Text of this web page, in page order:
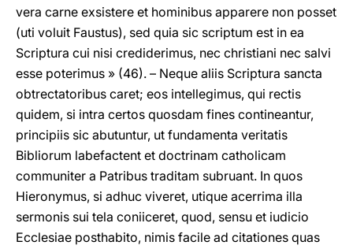
vera carne exsistere et hominibus apparere non posset
(uti voluit Faustus), sed quia sic scriptum est in ea
Scriptura cui nisi crediderimus, nec christiani nec salvi
esse poterimus » (46). – Neque aliis Scriptura sancta
obtrectatoribus caret; eos intellegimus, qui rectis
quidem, si intra certos quosdam fines contineantur,
principiis sic abutuntur, ut fundamenta veritatis
Bibliorum labefactent et doctrinam catholicam
communiter a Patribus traditam subruant. In quos
Hieronymus, si adhuc viveret, utique acerrima illa
sermonis sui tela coniiceret, quod, sensu et iudicio
Ecclesiae posthabito, nimis facile ad citationes quas